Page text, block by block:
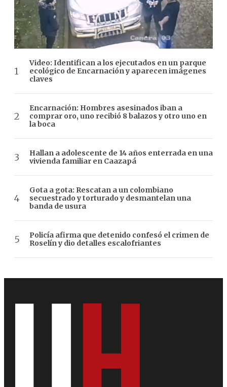
Video: Identifican a los ejecutados en un parque
ecológico de Encarnación y aparecen imágenes
claves
Encarnación: Hombres asesinados iban a
comprar oro, uno recibió 8 balazos y otro uno en
la boca
Hallan a adolescente de 14 años enterrada en una
vivienda familiar en Caazapá
Gota a gota: Rescatan a un colombiano
secuestrado y torturado y desmantelan una
banda de usura
Policía afirma que detenido confesó el crimen de
Roselín y dio detalles escalofriantes